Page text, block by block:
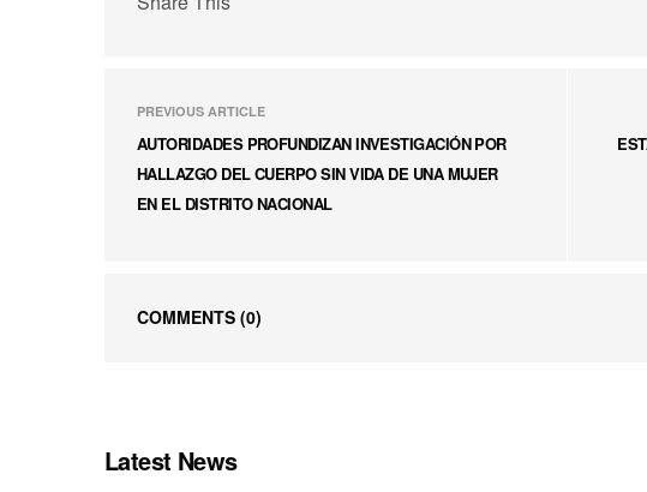
PREVIOUS ARTICLE
AUTORIDADES PROFUNDIZAN INVESTIGACIÓN POR
HALLAZGO DEL CUERPO SIN VIDA DE UNA MUJER
EN EL DISTRITO NACIONAL
COMMENTS (0)
Latest News